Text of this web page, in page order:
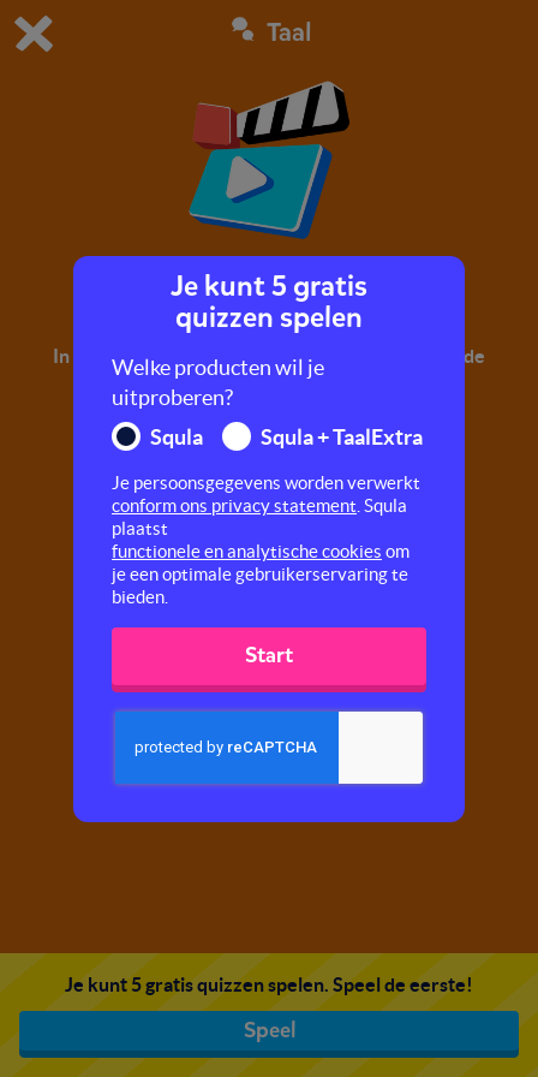
Dit is de gratis demo van Squla.
Bestel nu
0 1
Taal
Spreekwoorden en uitdrukkingen
In dit filmpje leer je de betekenis van verschillende
spreekwoorden en uitdrukkingen.
Je kunt 5 gratis quizzen spelen. Speel de eerste!
Speel
Je kunt 5 gratis
quizzen spelen
Welke producten wil je
uitproberen?
Squla
Squla + TaalExtra
Je persoonsgegevens worden verwerkt
conform ons privacy statement . Squla
plaatst
functionele en analytische cookies om
je een optimale gebruikerservaring te
bieden.
Start